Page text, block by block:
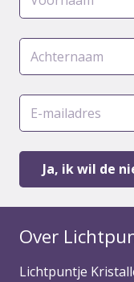
Over
Lichtpuntje